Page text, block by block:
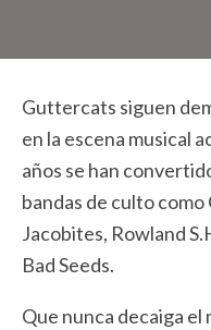
Guttercats siguen
en la escena musical
años se han
bandas de culto como
Jacobites, Rowland
Bad Seeds.
Que nunca decaiga el